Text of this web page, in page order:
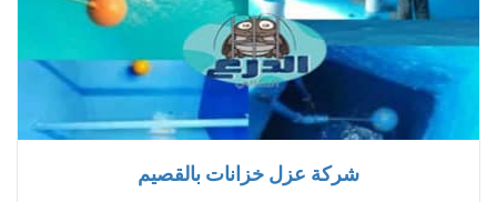
شركة عزل خزانات بالقصيم